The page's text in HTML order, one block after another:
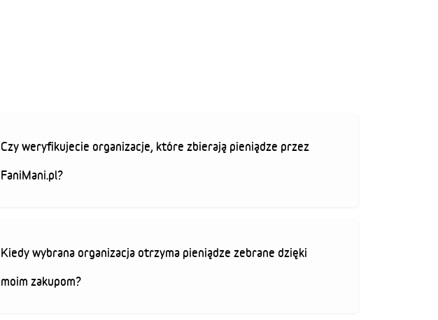
Czy weryfikujecie organizacje, które zbierają pieniądze przez
FaniMani.pl?
Kiedy wybrana organizacja otrzyma pieniądze zebrane dzięki
moim zakupom?